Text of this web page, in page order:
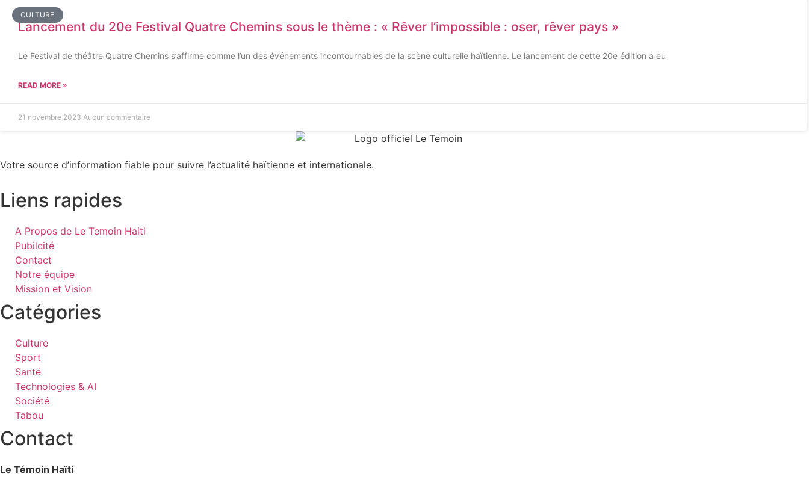
CULTURE
Lancement du 20e Festival Quatre Chemins sous le thème : « Rêver l’impossible : oser, rêver pays »
Le Festival de théâtre Quatre Chemins s’affirme comme l’un des événements incontournables de la scène culturelle haïtienne. Le lancement de cette 20e édition a eu
READ MORE »
21 novembre 2023 Aucun commentaire
Votre source d’information fiable pour suivre l’actualité haïtienne et internationale.
Liens rapides
A Propos de Le Temoin Haiti
Pubilcité
Contact
Notre équipe
Mission et Vision
Catégories
Culture
Sport
Santé
Technologies & AI
Société
Tabou
Contact
Le Témoin Haïti